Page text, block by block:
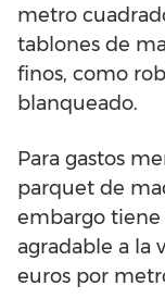
metro
tablones de
finos, como
blanqueado.
Para gastos
parquet de
embargo tiene
agradable a la
euros por